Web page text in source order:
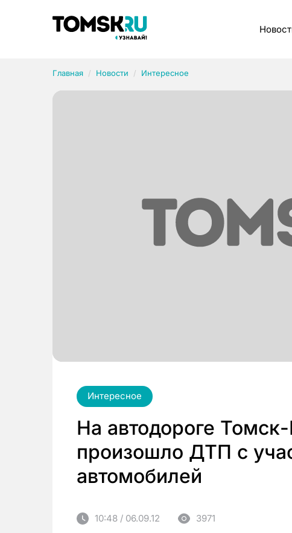
Главная Новости Интересное
Интересное
На автодороге
произошло ДТП с
автомобилей
10:48 / 06.09.12 3971
Рубрики